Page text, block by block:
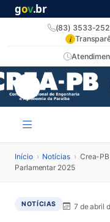
gov.br
(83) 3533-
i
Início › Notícias › Crea-
Parlamentar 2025
NOTÍCIAS 7 de abril